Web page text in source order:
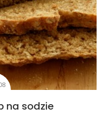
na sodzie